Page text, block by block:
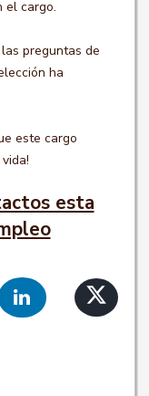
el cargo.
preguntas de
ha
este cargo
esta